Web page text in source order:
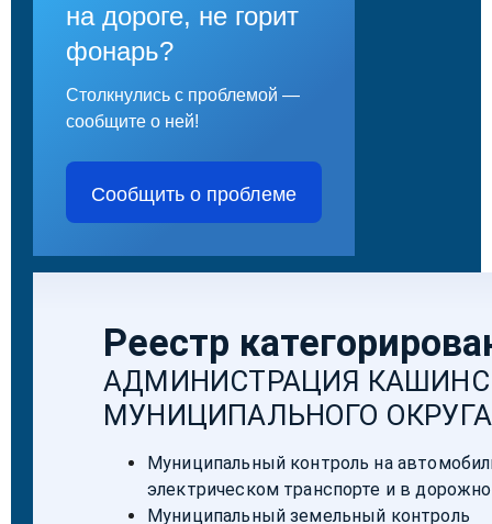
на дороге, не горит
фонарь?
Столкнулись с проблемой —
сообщите о ней!
Сообщить о проблеме